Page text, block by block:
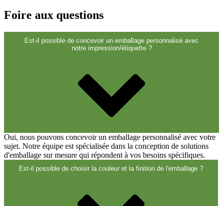
Bouteilles Hotfill (6)
Bidon(21)
Cosmétiques(292)
Foire aux questions
Est-il possible de concevoir un emballage personnalisé avec
notre impression/étiquette ?
Oui, nous pouvons concevoir un emballage personnalisé avec votre
sujet. Notre équipe est spécialisée dans la conception de solutions
d'emballage sur mesure qui répondent à vos besoins spécifiques.
Est-il possible de choisir la couleur et la finition de l'emballage ?